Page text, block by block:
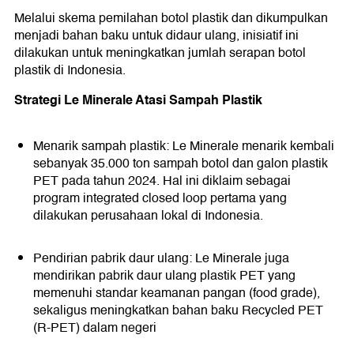
Melalui skema pemilahan botol plastik dan dikumpulkan
menjadi bahan baku untuk didaur ulang, inisiatif ini
dilakukan untuk meningkatkan jumlah serapan botol
plastik di Indonesia.
Strategi Le Minerale Atasi Sampah Plastik
Menarik sampah plastik: Le Minerale menarik kembali
sebanyak 35.000 ton sampah botol dan galon plastik
PET pada tahun 2024. Hal ini diklaim sebagai
program integrated closed loop pertama yang
dilakukan perusahaan lokal di Indonesia.
Pendirian pabrik daur ulang: Le Minerale juga
mendirikan pabrik daur ulang plastik PET yang
memenuhi standar keamanan pangan (food grade),
sekaligus meningkatkan bahan baku Recycled PET
(R-PET) dalam negeri